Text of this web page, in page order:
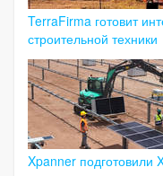
TerraFirma готовит
строительной техники
Xpanner подготовили